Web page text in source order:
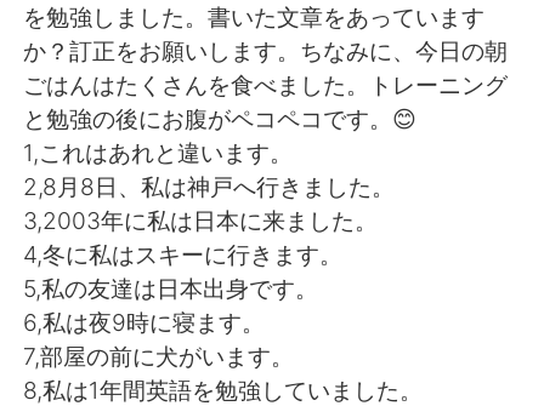
繁體中文 Español
العربية Deutsch
日本語 한국어
Русский ไทย
Indonesia Italiano
Türkçe Tiếng Việt
Português
を勉強しました。書いた文章をあっています
か？訂正をお願いします。ちなみに、今日の朝
ごはんはたくさんを食べました。トレーニング
と勉強の後にお腹がペコペコです。😊
1,これはあれと違います。
2,8月8日、私は神戸へ行きました。
3,2003年に私は日本に来ました。
4,冬に私はスキーに行きます。
5,私の友達は日本出身です。
6,私は夜9時に寝ます。
7,部屋の前に犬がいます。
8,私は1年間英語を勉強していました。